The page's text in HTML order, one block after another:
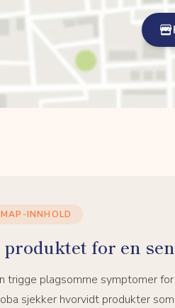
INNHOLD
for en
trigge plagsomme symptomer
sjekker hvorvidt produkter